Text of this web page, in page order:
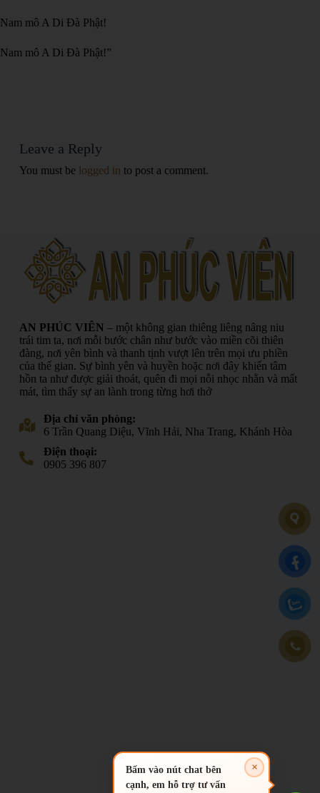
Nam mô A Di Đà Phật!
Nam mô A Di Đà Phật!”
Leave a Reply
You must be logged in to post a comment.
AN PHÚC VIÊN – một không gian thiêng liêng nâng niu
trái tim ta, nơi mỗi bước chân như bước vào miền cõi thiên
đàng, nơi yên bình và thanh tịnh vượt lên trên mọi ưu phiền
của thế gian. Sự bình yên và huyền hoặc nơi đây khiến tâm
hồn ta như được giải thoát, quên đi mọi nỗi nhọc nhằn và mất
mát, tìm thấy sự an lành trong từng hơi thở
Địa chỉ văn phòng:
6 Trần Quang Diệu, Vĩnh Hải, Nha Trang, Khánh Hòa
Điện thoại:
0905 396 807
×
Bấm vào nút chat bên
cạnh, em hỗ trợ tư vấn
Anh/chị cần tư vấn gì ạ?
Tôi muốn tìm hiểu thêm thông tin chi tiết?